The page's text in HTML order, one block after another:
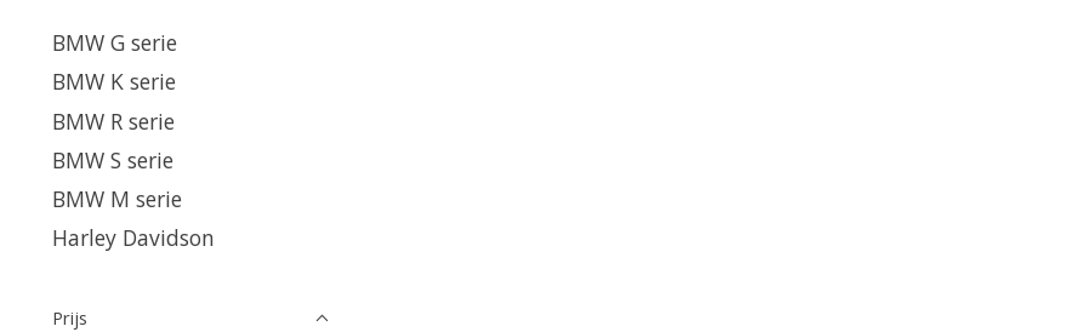
BMW G serie
BMW K serie
BMW R serie
BMW S serie
BMW M serie
Harley Davidson
Prijs